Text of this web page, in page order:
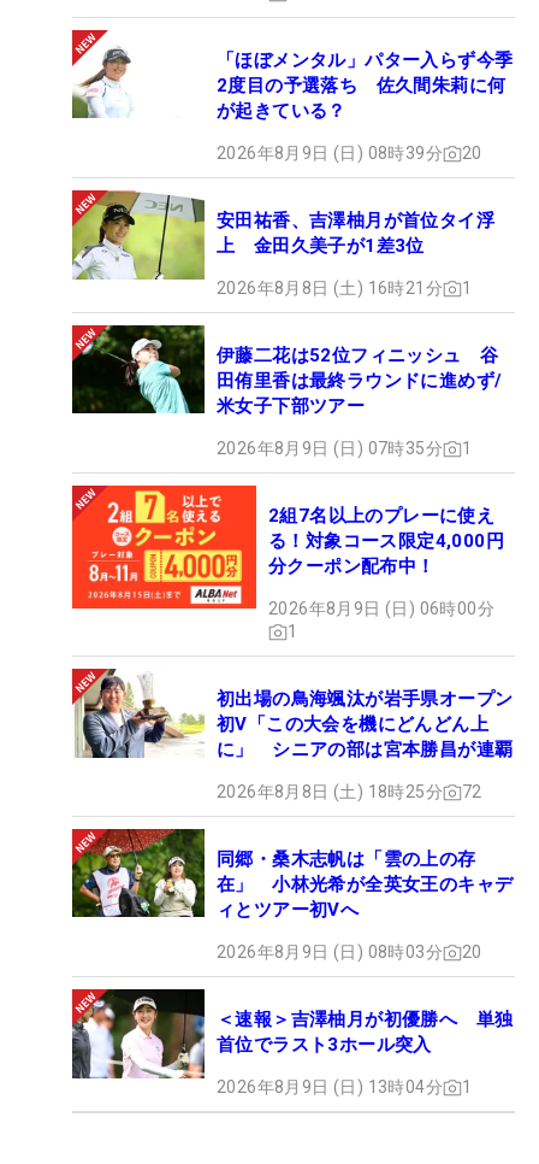
「ほぼメンタル」パター入らず今季
2度目の予選落ち 佐久間朱莉に何
が起きている？
2026年8月9日 (日) 08時39分 20
安田祐香、吉澤柚月が首位タイ浮
上 金田久美子が1差3位
2026年8月8日 (土) 16時21分 1
伊藤二花は52位フィニッシュ 谷
田侑里香は最終ラウンドに進めず/
米女子下部ツアー
2026年8月9日 (日) 07時35分 1
2組7名以上のプレーに使え
る！対象コース限定4,000円
分クーポン配布中！
2026年8月9日 (日) 06時00分
1
初出場の鳥海颯汰が岩手県オープン
初V「この大会を機にどんどん上
に」 シニアの部は宮本勝昌が連覇
2026年8月8日 (土) 18時25分 72
同郷・桑木志帆は「雲の上の存
在」 小林光希が全英女王のキャデ
ィとツアー初Vへ
2026年8月9日 (日) 08時03分 20
＜速報＞吉澤柚月が初優勝へ 単独
首位でラスト3ホール突入
2026年8月9日 (日) 13時04分 1